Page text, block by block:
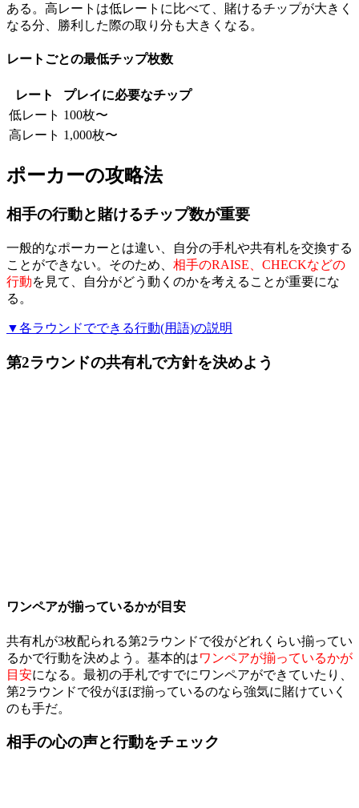
ある。高レートは低レートに比べて、賭けるチップが大きく
なる分、勝利した際の取り分も大きくなる。
レートごとの最低チップ枚数
レート
プレイに必要なチップ
低レート 100枚〜
高レート 1,000枚〜
ポーカーの攻略法
相手の行動と賭けるチップ数が重要
一般的なポーカーとは違い、自分の手札や共有札を交換する
ことができない。そのため、 相手のRAISE、CHECKなどの
行動を見て、自分がどう動くのかを考えることが重要にな
る。
▼各ラウンドでできる行動(用語)の説明
第2ラウンドの共有札で方針を決めよう
ワンペアが揃っているかが目安
共有札が3枚配られる第2ラウンドで役がどれくらい揃ってい
るかで行動を決めよう。基本的はワンペアが揃っているかが
目安になる。最初の手札ですでにワンペアができていたり、
第2ラウンドで役がほぼ揃っているのなら強気に賭けていく
のも手だ。
相手の心の声と行動をチェック